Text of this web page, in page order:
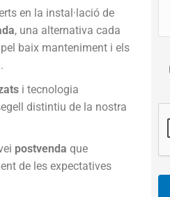
en la instal·lació de
, una alternativa cada
baix manteniment i els
i tecnologia
distintiu de la nostra
postvendaque
de les expectatives